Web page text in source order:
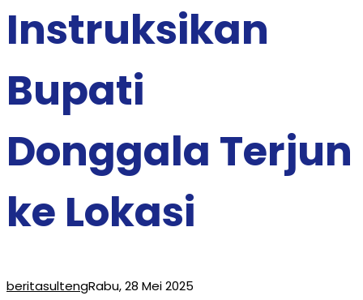
Instruksikan
Bupati
Donggala Terjun
ke Lokasi
beritasultengRabu, 28 Mei 2025